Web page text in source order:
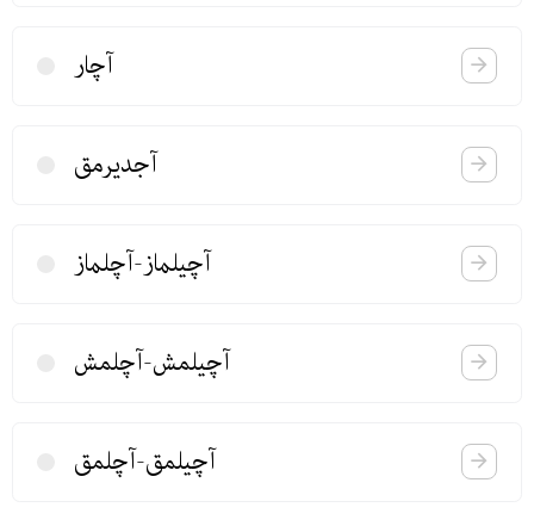
آچار
آجدیرمق
آچیلماز-آچلماز
آچیلمش-آچلمش
آچیلمق-آچلمق